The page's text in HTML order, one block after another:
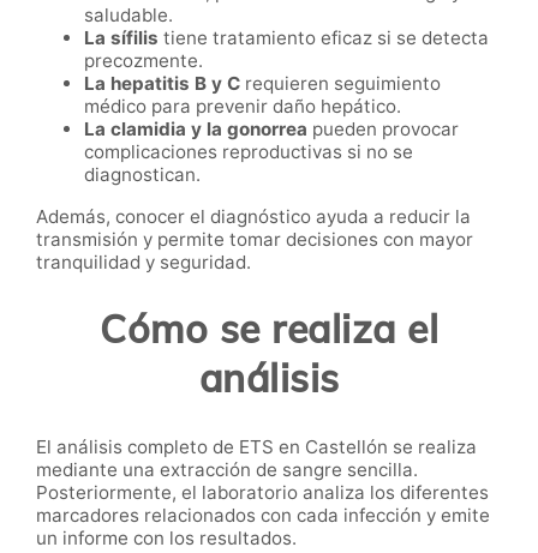
saludable.
La sífilis tiene tratamiento eficaz si se detecta
precozmente.
La hepatitis B y C requieren seguimiento
médico para prevenir daño hepático.
La clamidia y la gonorrea pueden provocar
complicaciones reproductivas si no se
diagnostican.
Además, conocer el diagnóstico ayuda a reducir la
transmisión y permite tomar decisiones con mayor
tranquilidad y seguridad.
Cómo se realiza el
análisis
El análisis completo de ETS en Castellón se realiza
mediante una extracción de sangre sencilla.
Posteriormente, el laboratorio analiza los diferentes
marcadores relacionados con cada infección y emite
un informe con los resultados.